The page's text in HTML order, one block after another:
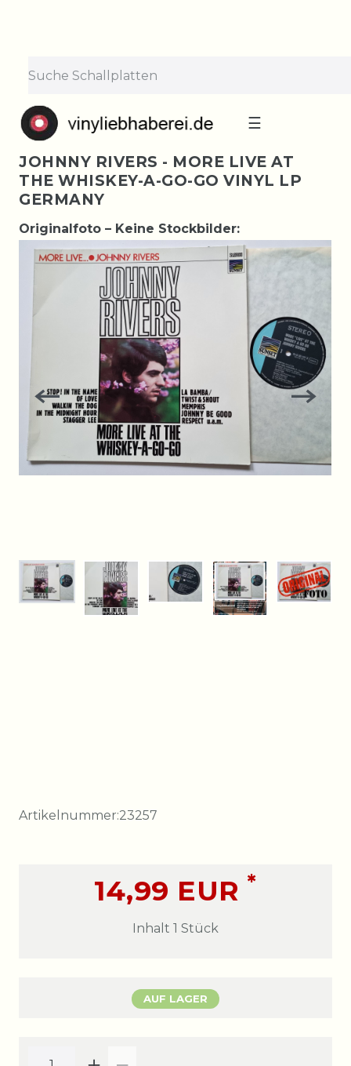
☰
JOHNNY RIVERS - MORE LIVE AT
THE WHISKEY-A-GO-GO VINYL LP
GERMANY
Originalfoto – Keine Stockbilder:
Artikelnummer:23257
14,99 EUR*
Inhalt 1 Stück
AUF LAGER